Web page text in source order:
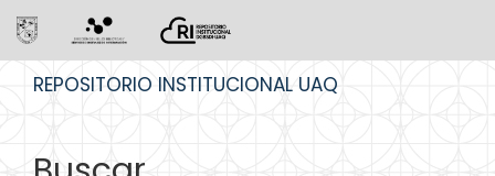
REPOSITORIO INSTITUCIONAL UAQ